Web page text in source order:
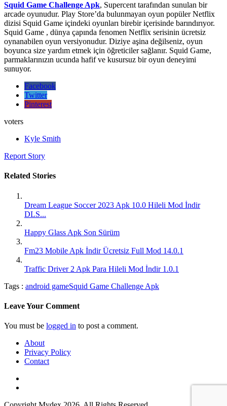
Squid Game Challenge Apk, Supercent tarafından sunulan bir
arcade oyunudur. Play Store’da bulunmayan oyun popüler Netflix
dizisi Squid Game içindeki oyunları birebir içerisinde barındırıyor.
Squid Game , dünya çapında fenomen Netflix serisinin ücretsiz
oynanabilen oyun versiyonudur. Diziye aşina değilseniz, oyun
boyunca size yardım etmek için öğreticiler sağlanır. Squid Game,
parmaklarınızın ucunda hafif ve kusursuz bir oyun deneyimi
sunuyor.
Facebook
Twitter
Pinterest
voters
Kyle Smith
Report Story
Related Stories
Dream League Soccer 2023 Apk 10.0 Hileli Mod İndir
DLS...
Happy Glass Apk Son Sürüm
Fm23 Mobile Apk İndir Ücretsiz Full Mod 14.0.1
Traffic Driver 2 Apk Para Hileli Mod İndir 1.0.1
Tags : android gameSquid Game Challenge Apk
Leave Your Comment
You must be logged in to post a comment.
About
Privacy Policy
Contact